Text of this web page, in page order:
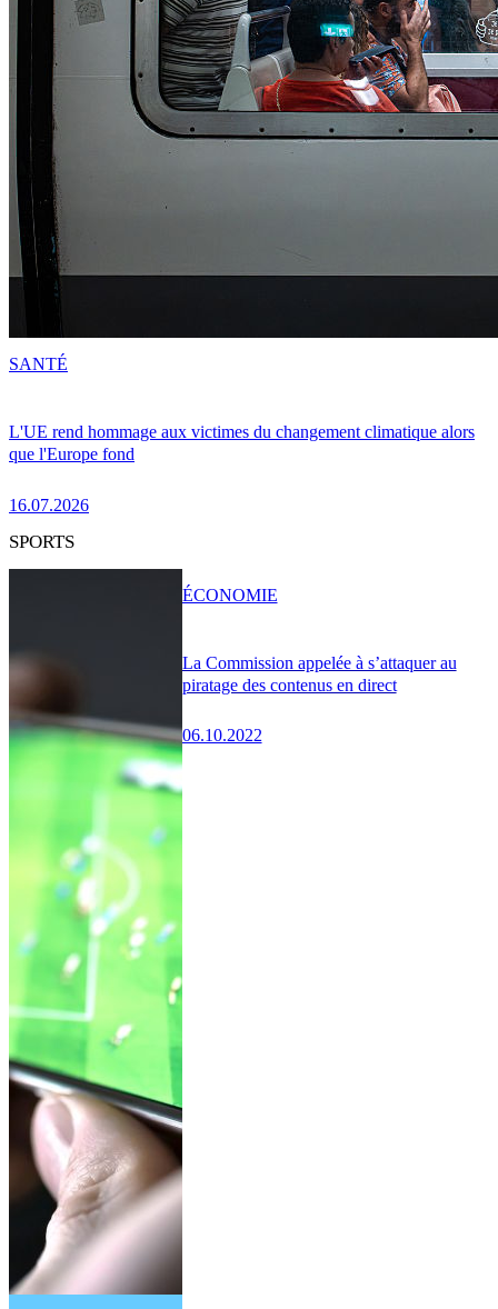
L'UE rend hommage aux victimes du changement climatique alors
que l'Europe fond
16.07.2026
SANTÉ
SPORTS
La Commission appelée à s’attaquer au
piratage des contenus en direct
06.10.2022
ÉCONOMIE